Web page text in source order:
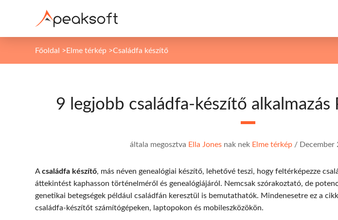
Főoldal >Elme térkép >Családfa készítő
9 legjobb családfa-készítő
általa megosztva Ella Jonesnak nek Elme térkép/ December
Acsaládfa készítő, más néven genealógiai készítő, lehetővé teszi, hogy feltérképezze
áttekintést kaphasson történelméről és genealógiájáról. Nemcsak szórakoztató, de
genetikai betegségek például családfán keresztül is bemutathatók. Mindenesetre ez a
családfa-készítőt számítógépeken, laptopokon és mobileszközökön.